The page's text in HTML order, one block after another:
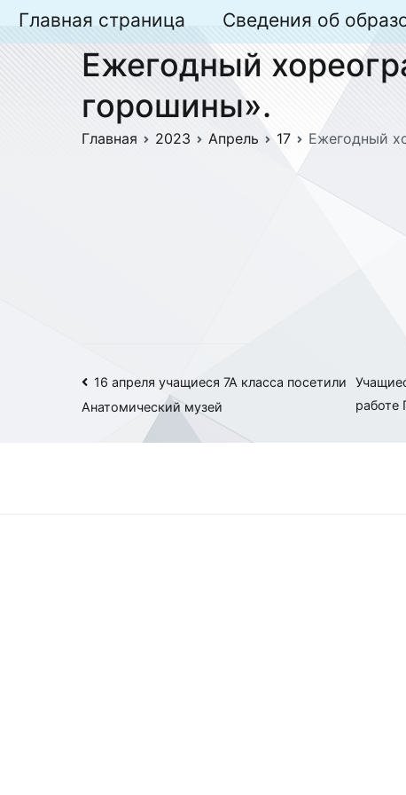
Перейти
содержимому
Главная страница Сведения об
Ежегодный
горошины».
Главная 2023 Апрель 17 Ежегодный
Навигация
по
16 апреля учащиеся 7А класса посетили
Анатомический музей
работе